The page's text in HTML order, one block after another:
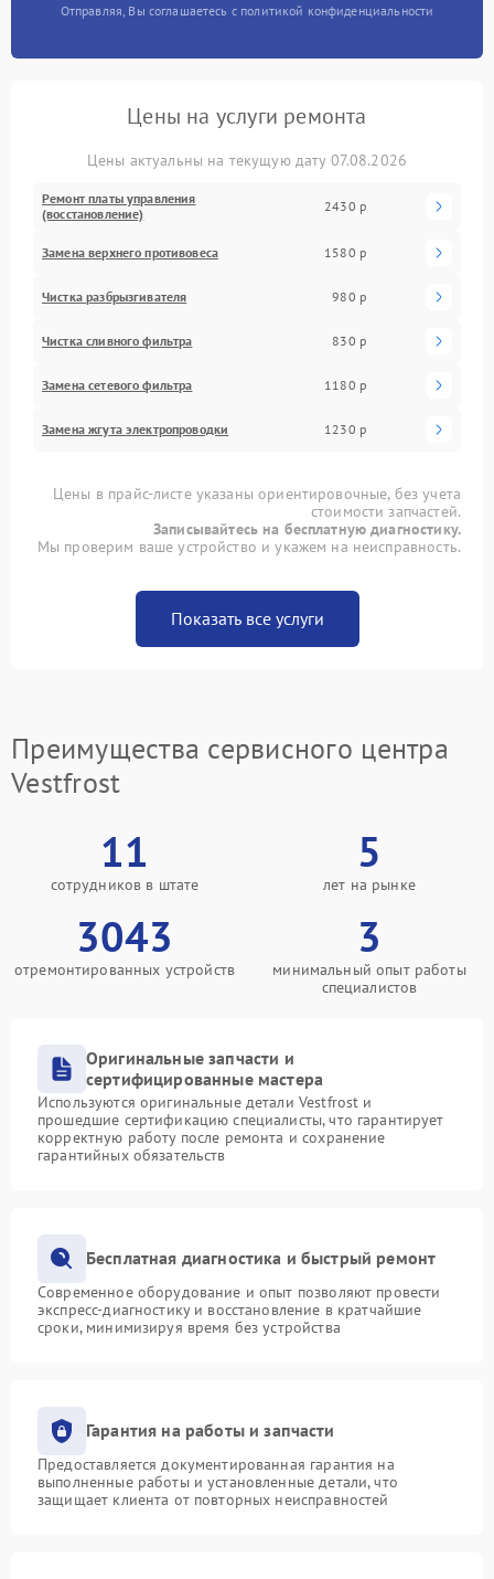
Отправляя, Вы соглашаетесь с политикой конфиденциальности
Цены на услуги ремонта
Цены актуальны на текущую дату 07.08.2026
Ремонт платы управления
(восстановление)
2430 р
Замена верхнего противовеса 1580 р
Чистка разбрызгивателя 980 р
Чистка сливного фильтра 830 р
Замена сетевого фильтра 1180 р
Замена жгута электропроводки 1230 р
Цены в прайс-листе указаны ориентировочные, без учета
стоимости запчастей.
Записывайтесь на бесплатную диагностику.
Мы проверим ваше устройство и укажем на неисправность.
Показать все услуги
Преимущества сервисного центра
Vestfrost
11
сотрудников в штате
5
лет на рынке
3043
отремонтированных устройств
3
минимальный опыт работы
специалистов
Оригинальные запчасти и
сертифицированные мастера
Используются оригинальные детали Vestfrost и
прошедшие сертификацию специалисты, что гарантирует
корректную работу после ремонта и сохранение
гарантийных обязательств
Бесплатная диагностика и быстрый ремонт
Современное оборудование и опыт позволяют провести
экспресс-диагностику и восстановление в кратчайшие
сроки, минимизируя время без устройства
Гарантия на работы и запчасти
Предоставляется документированная гарантия на
выполненные работы и установленные детали, что
защищает клиента от повторных неисправностей